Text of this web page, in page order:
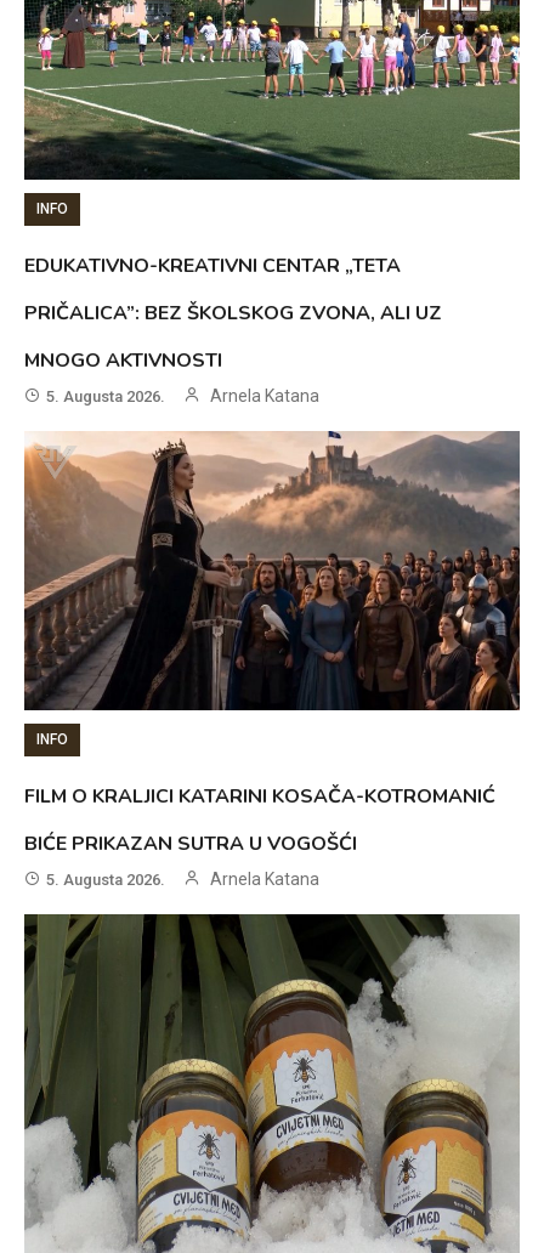
INFO
EDUKATIVNO-KREATIVNI CENTAR „TETA
PRIČALICA”: BEZ ŠKOLSKOG ZVONA, ALI UZ
MNOGO AKTIVNOSTI
5. Augusta 2026. Arnela Katana
INFO
FILM O KRALJICI KATARINI KOSAČA-KOTROMANIĆ
BIĆE PRIKAZAN SUTRA U VOGOŠĆI
5. Augusta 2026. Arnela Katana